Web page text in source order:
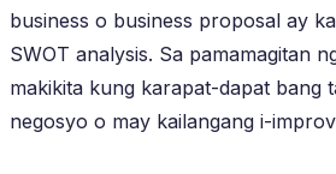
business o business proposal ay
SWOT analysis. Sa pamamagitan
makikita kung karapat-dapat bang
negosyo o may kailangang i-